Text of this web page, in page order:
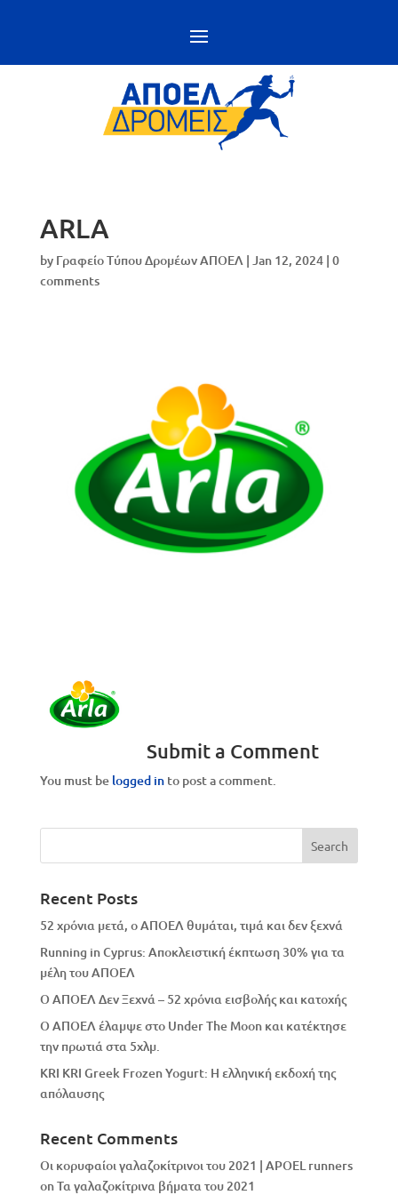
ARLA
by Γραφείο Τύπου Δρομέων ΑΠΟΕΛ | Jan 12, 2024| 0
comments
Submit a Comment
You must be logged into post a comment.
Recent Posts
52 χρόνια μετά, ο ΑΠΟΕΛ θυμάται, τιμά και δεν ξεχνά
Running in Cyprus: Αποκλειστική έκπτωση 30% για τα
μέλη του ΑΠΟΕΛ
Ο ΑΠΟΕΛ Δεν Ξεχνά – 52 χρόνια εισβολής και κατοχής
Ο ΑΠΟΕΛ έλαμψε στο Under The Moon και κατέκτησε
την πρωτιά στα 5χλμ.
KRI KRI Greek Frozen Yogurt: Η ελληνική εκδοχή της
απόλαυσης
Recent Comments
Οι κορυφαίοι γαλαζοκίτρινοι του 2021 | APOEL runners
onΤα γαλαζοκίτρινα βήματα του 2021